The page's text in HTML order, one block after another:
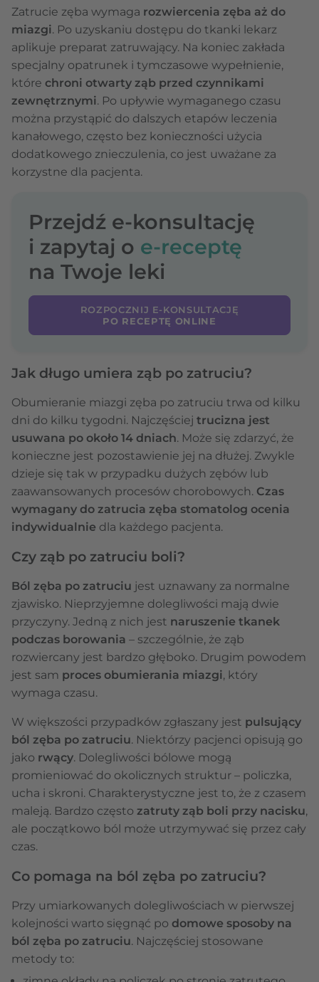
Zatrucie zęba wymaga rozwiercenia zęba aż do
miazgi. Po uzyskaniu dostępu do tkanki lekarz
aplikuje preparat zatruwający. Na koniec zakłada
specjalny opatrunek i tymczasowe wypełnienie,
które chroni otwarty ząb przed czynnikami
zewnętrznymi. Po upływie wymaganego czasu
można przystąpić do dalszych etapów leczenia
kanałowego, często bez konieczności użycia
dodatkowego znieczulenia, co jest uważane za
korzystne dla pacjenta.
Przejdź e-konsultację
i zapytaj o e-receptę
na Twoje leki
ROZPOCZNIJ E-KONSULTACJĘ
PO RECEPTĘ ONLINE
Jak długo umiera ząb po zatruciu?
Obumieranie miazgi zęba po zatruciu trwa od kilku
dni do kilku tygodni. Najczęściej trucizna jest
usuwana po około 14 dniach. Może się zdarzyć, że
konieczne jest pozostawienie jej na dłużej. Zwykle
dzieje się tak w przypadku dużych zębów lub
zaawansowanych procesów chorobowych. Czas
wymagany do zatrucia zęba stomatolog ocenia
indywidualnie dla każdego pacjenta.
Czy ząb po zatruciu boli?
Ból zęba po zatruciu jest uznawany za normalne
zjawisko. Nieprzyjemne dolegliwości mają dwie
przyczyny. Jedną z nich jest naruszenie tkanek
podczas borowania – szczególnie, że ząb
rozwiercany jest bardzo głęboko. Drugim powodem
jest sam proces obumierania miazgi, który
wymaga czasu.
W większości przypadków zgłaszany jest pulsujący
ból zęba po zatruciu. Niektórzy pacjenci opisują go
jako rwący. Dolegliwości bólowe mogą
promieniować do okolicznych struktur – policzka,
ucha i skroni. Charakterystyczne jest to, że z czasem
maleją. Bardzo często zatruty ząb boli przy nacisku,
ale początkowo ból może utrzymywać się przez cały
czas.
Co pomaga na ból zęba po zatruciu?
Przy umiarkowanych dolegliwościach w pierwszej
kolejności warto sięgnąć po domowe sposoby na
ból zęba po zatruciu. Najczęściej stosowane
metody to: